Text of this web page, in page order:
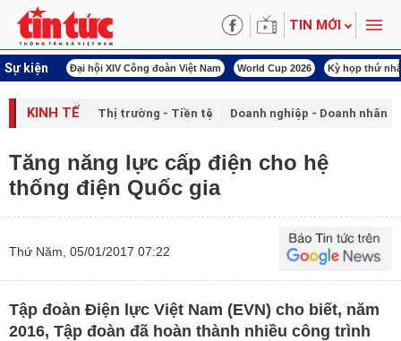
TIN MỚI
Sự kiện
ngày đêm Đại hội XIV Công đoàn Việt Nam World Cup 2026 Kỳ họp thứ
KINH TẾ Thị trường - Tiền tệ Doanh nghiệp - Doanh nhân
Tăng năng lực cấp điện cho hệ
thống điện Quốc gia
Thứ Năm, 05/01/2017 07:22
Tập đoàn Điện lực Việt Nam (EVN) cho biết, năm
2016, Tập đoàn đã hoàn thành nhiều công trình